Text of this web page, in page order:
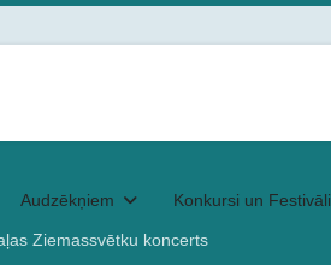
Audzēkņiem Konkursi un Festivāli
Ziemassvētku koncerts